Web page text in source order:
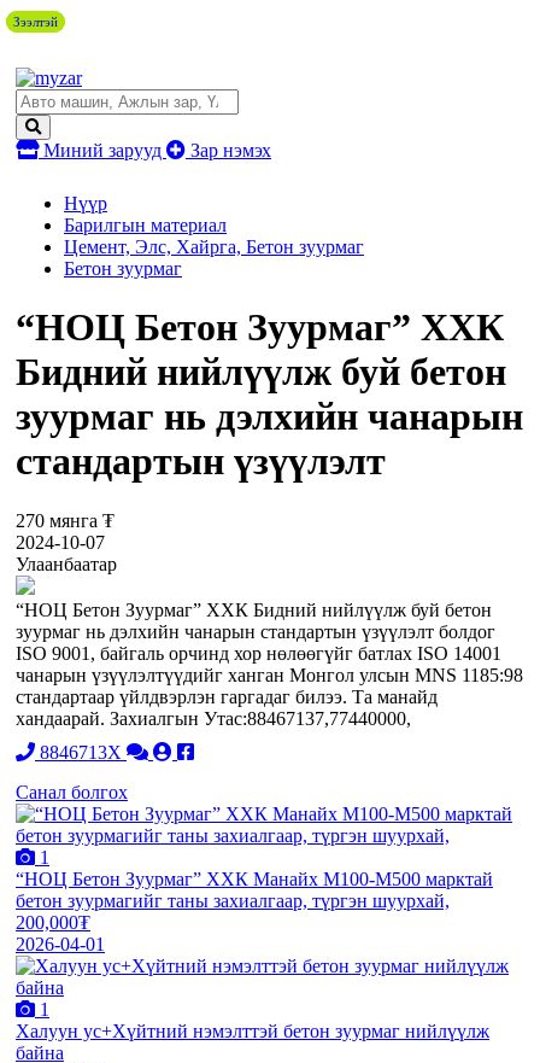
Миний зарууд Зар нэмэх
Нүүр
Барилгын материал
Цемент, Элс, Хайрга, Бетон зуурмаг
Бетон зуурмаг
“НОЦ Бетон Зуурмаг” ХХК
Бидний нийлүүлж буй бетон
зуурмаг нь дэлхийн чанарын
стандартын үзүүлэлт
270 мянга ₮
2024-10-07
Улаанбаатар
“НОЦ Бетон Зуурмаг” ХХК Бидний нийлүүлж буй бетон
зуурмаг нь дэлхийн чанарын стандартын үзүүлэлт болдог
ISO 9001, байгаль орчинд хор нөлөөгүйг батлах ISO 14001
чанарын үзүүлэлтүүдийг ханган Монгол улсын MNS 1185:98
стандартаар үйлдвэрлэн гаргадаг билээ. Та манайд
хандаарай. Захиалгын Утас:88467137,77440000,
8846713X
Санал болгох
1
“НОЦ Бетон Зуурмаг” ХХК Манайх М100-М500 марктай
бетон зуурмагийг таны захиалгаар, түргэн шуурхай,
200,000₮
2026-04-01
Зээлтэй
1
Халуун ус+Хүйтний нэмэлттэй бетон зуурмаг нийлүүлж
байна
Зээлтэй